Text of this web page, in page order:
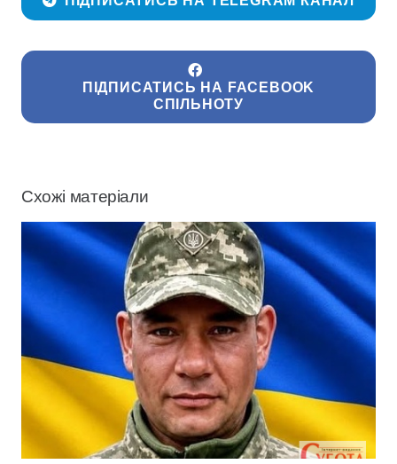
ПІДПИСАТИСЬ НА FACEBOOK
СПІЛЬНОТУ
Схожі матеріали